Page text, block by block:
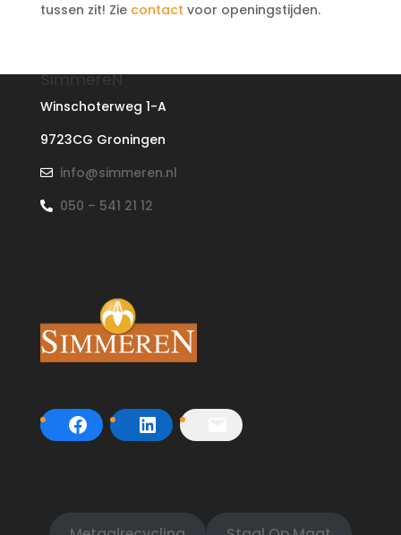
tussen zit! Zie contact voor openingstijden.
SimmereN
Winschoterweg 1-A
9723CG Groningen
info@simmeren.nl
050 – 541 21 12